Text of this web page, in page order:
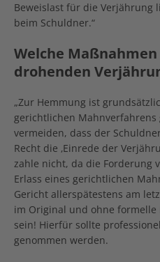
Beweislast für die Verjährung
beim Schuldner.“
Welche
drohenden
„Zur Hemmung ist
gerichtlichen Mahnverfahrens
vermeiden, dass der
Recht die ‚Einrede der
zahle nicht, da die Forderung
Erlass eines gerichtlichen
Gericht allerspätestens am
im Original und ohne
sein! Hierfür sollte
genommen werden.